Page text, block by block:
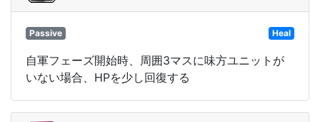
Passive Heal
自軍フェーズ開始時、周囲3マスに味方ユニットが
いない場合、HPを少し回復する